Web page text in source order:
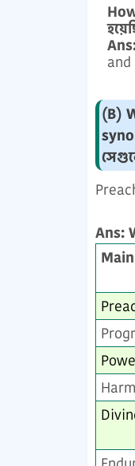
and
(B)
Ans: